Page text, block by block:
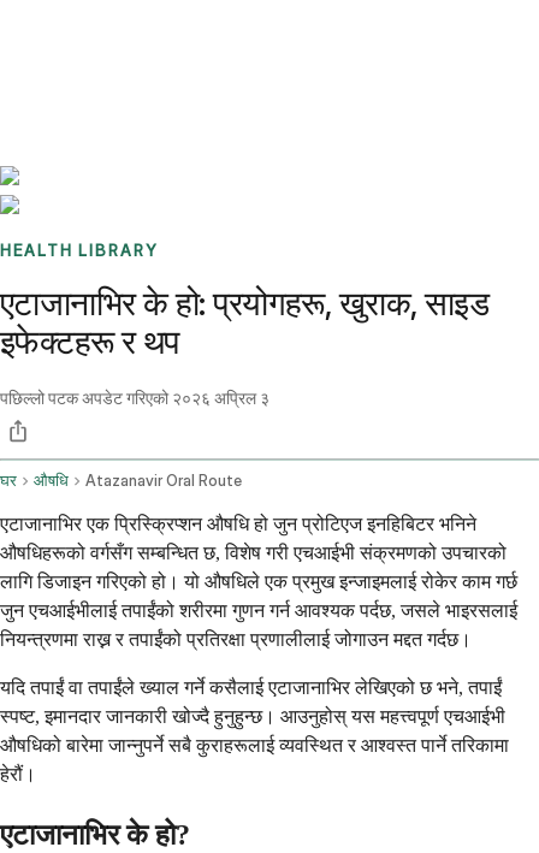
HEALTH LIBRARY
एटाजानाभिर के हो: प्रयोगहरू, खुराक, साइड
इफेक्टहरू र थप
पछिल्लो पटक अपडेट गरिएको २०२६ अप्रिल ३
घर औषधि Atazanavir Oral Route
एटाजानाभिर एक प्रिस्क्रिप्शन औषधि हो जुन प्रोटिएज इनहिबिटर भनिने
औषधिहरूको वर्गसँग सम्बन्धित छ, विशेष गरी एचआईभी संक्रमणको उपचारको
लागि डिजाइन गरिएको हो। यो औषधिले एक प्रमुख इन्जाइमलाई रोकेर काम गर्छ
जुन एचआईभीलाई तपाईंको शरीरमा गुणन गर्न आवश्यक पर्दछ, जसले भाइरसलाई
नियन्त्रणमा राख्न र तपाईंको प्रतिरक्षा प्रणालीलाई जोगाउन मद्दत गर्दछ।
यदि तपाईं वा तपाईंले ख्याल गर्ने कसैलाई एटाजानाभिर लेखिएको छ भने, तपाईं
स्पष्ट, इमानदार जानकारी खोज्दै हुनुहुन्छ। आउनुहोस् यस महत्त्वपूर्ण एचआईभी
औषधिको बारेमा जान्नुपर्ने सबै कुराहरूलाई व्यवस्थित र आश्वस्त पार्ने तरिकामा
हेरौं।
एटाजानाभिर के हो?